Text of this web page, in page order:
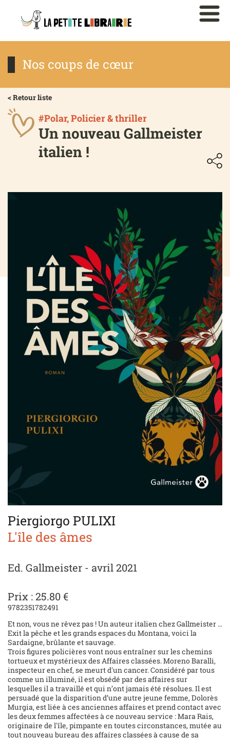
Nos coups de cœur
< Retour liste
#Polar, Policier & thriller
Un nouveau Gallmeister
italien !
Piergiorgo PULIXI
L'île des âmes
Ed. Gallmeister - avril 2021
Prix : 25.80 €
9782351782491
Et non, vous ne rêvez pas ! Un auteur italien chez Gallmeister …
Exit la pêche et les grands espaces du Montana, voici la
Sardaigne, brûlante et sauvage.
Trois figures policières vont nous entraîner sur les chemins
tortueux et mystérieux des Affaires classées. Moreno Baralli,
inspecteur en chef, se meurt d'un cancer. Considéré par tous
comme un illuminé, il est obsédé par des affaires sur
lesquelles il a travaillé et qui n’ont jamais été résolues. Il est
persuadé que la disparition d’une autre jeune femme, Dolorès
Murgia, est liée à ces anciennes affaires et prend contact avec
les deux femmes affectées à ce nouveau service : Mara Rais,
originaire de l'île, pimpante en toutes circonstances, mutée au
tout nouveau bureau des affaires classées à cause de sa